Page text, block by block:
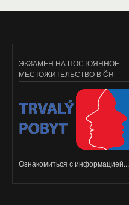
ЭКЗАМЕН НА ПОСТОЯННОЕ
МЕСТОЖИТЕЛЬСТВО В ČR
Ознакомиться с информацией...